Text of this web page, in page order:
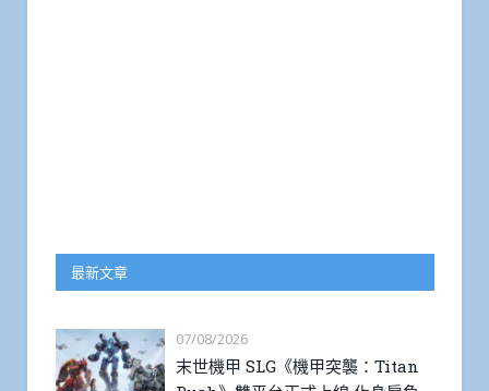
最新文章
07/08/2026
末世機甲 SLG《機甲突襲：Titan